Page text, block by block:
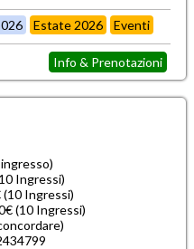
Estate 2026 Eventi
Info & Prenotazioni
Ingressi)
(10 Ingressi)
(10 Ingressi)